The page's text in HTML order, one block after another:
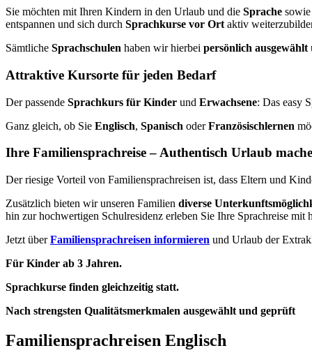
Sie möchten mit Ihren Kindern in den Urlaub und die Sprache
entspannen und sich durch Sprachkurse vor Ort aktiv
Sämtliche Sprachschulen haben wir hierbei persönlich ausgewählt
Attraktive Kursorte für jeden Bedarf
Der passende Sprachkurs für Kinder und Erwachsene: Das easy
Ganz gleich, ob Sie Englisch, Spanisch oderFranzösischlernen
Ihre Familiensprachreise – Authentisch Urlaub
Der riesige Vorteil von Familiensprachreisen ist, dass Eltern und
Zusätzlich bieten wir unseren Familien diverse
hin zur hochwertigen Schulresidenz erleben Sie Ihre Sprachreise mit
Jetzt überFamiliensprachreisen informieren und Urlaub der
Für Kinder ab 3 Jahren.
Sprachkurse finden gleichzeitig statt.
Nach strengsten Qualitätsmerkmalen ausgewählt und geprüft
Familiensprachreisen Englisch